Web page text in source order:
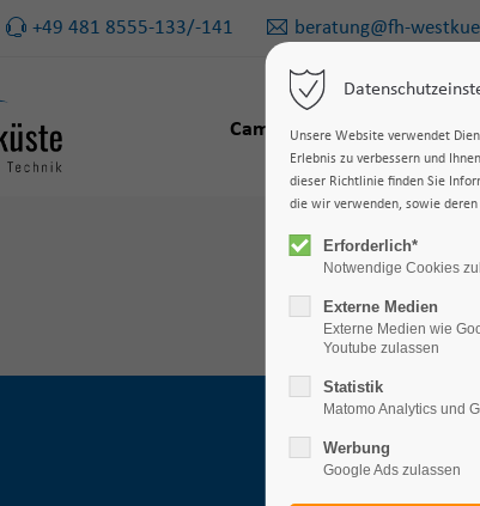
+49 481 8555-133/-141 beratung@fh-
Campus Studiengänge
Unsere Website verwendet
Erlebnis zu verbessern und
dieser Richtlinie finden Sie
die wir verwenden, sowie deren
Erforderlich*
Notwendige Cookies
Externe Medien
Externe Medien wie
Youtube zulassen
Statistik
Matomo Analytics und
Werbung
Google Ads zulassen